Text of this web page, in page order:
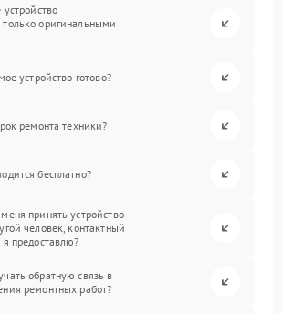
только оригинальными
устройство готово?
ремонта техники?
бесплатно?
принять устройство
человек, контактный
я предоставлю?
обратную связь в
ремонтных работ?